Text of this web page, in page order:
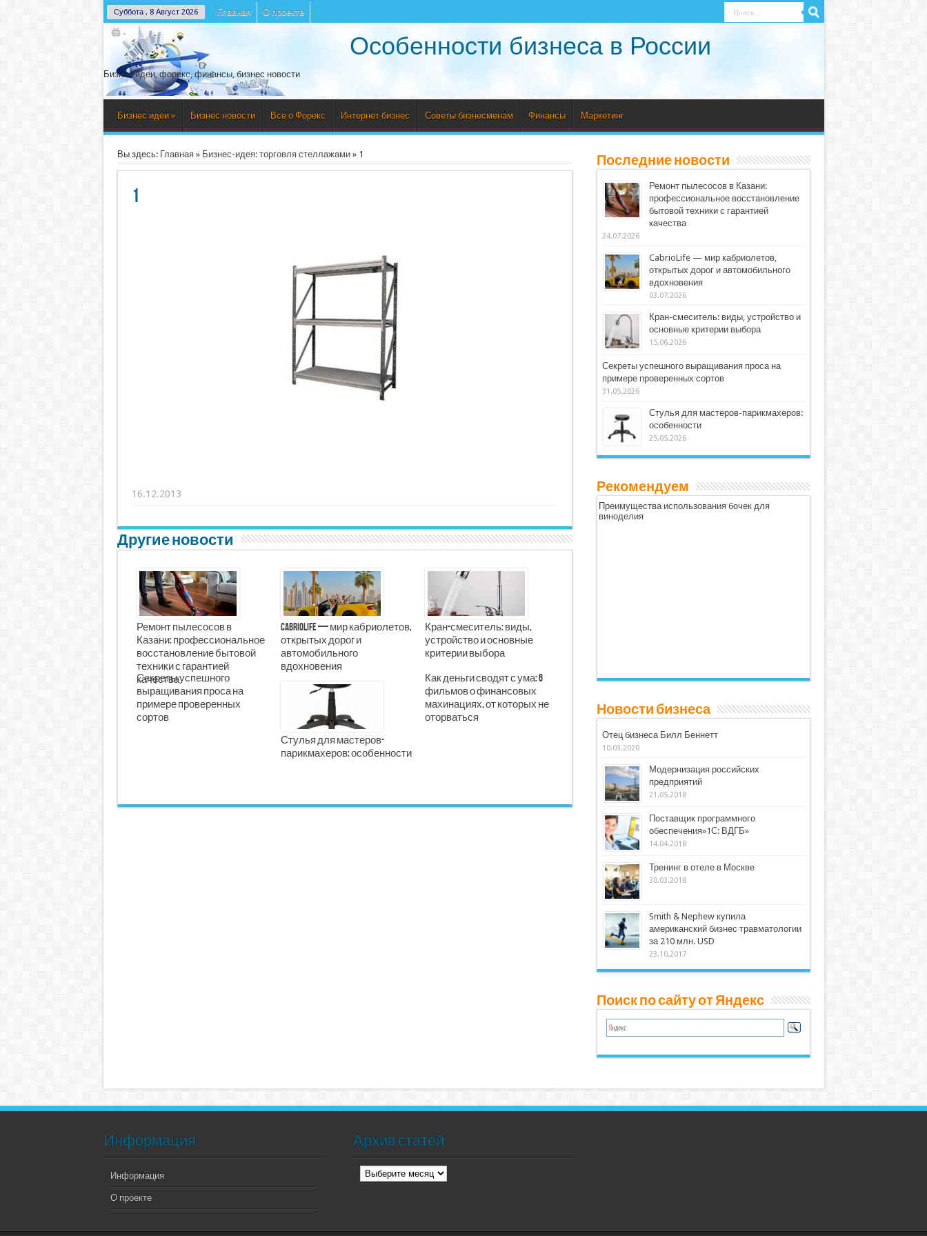
Суббота , 8 Август 2026 Главная О проекте
Особенности бизнеса в России
Бизнес идеи, форекс, финансы, бизнес новости
Бизнес идеи » Бизнес новости Все о Форекс Интернет бизнес Советы бизнесменам Финансы Маркетинг
Вы здесь: Главная» Бизнес-идея: торговля стеллажами» 1
1
16.12.2013
Другие новости
Ремонт пылесосов в
Казани: профессиональное
восстановление бытовой
техники с гарантией
качества
CabrioLife — мир кабриолетов,
открытых дорог и
автомобильного
вдохновения
Кран-смеситель: виды,
устройство и основные
критерии выбора
Секреты успешного
выращивания проса на
примере проверенных
сортов
Стулья для мастеров-
парикмахеров: особенности
Как деньги сводят с ума: 6
фильмов о финансовых
махинациях, от которых не
оторваться
Последние новости
Ремонт пылесосов в Казани:
профессиональное восстановление
бытовой техники с гарантией
качества
24.07.2026
CabrioLife — мир кабриолетов,
открытых дорог и автомобильного
вдохновения
03.07.2026
Кран-смеситель: виды, устройство и
основные критерии выбора
15.06.2026
Секреты успешного выращивания проса на
примере проверенных сортов
31.05.2026
Стулья для мастеров-парикмахеров:
особенности
25.05.2026
Рекомендуем
Преимущества использования бочек для
виноделия
Новости бизнеса
Отец бизнеса Билл Беннетт
10.03.2020
Модернизация российских
предприятий
21.05.2018
Поставщик программного
обеспечения»1С: ВДГБ»
14.04.2018
Тренинг в отеле в Москве
30.03.2018
Smith & Nephew купила
американский бизнес травматологии
за 210 млн. USD
23.10.2017
Поиск по сайту от Яндекс
Информация
Информация
О проекте
Архив статей
Архив
статей